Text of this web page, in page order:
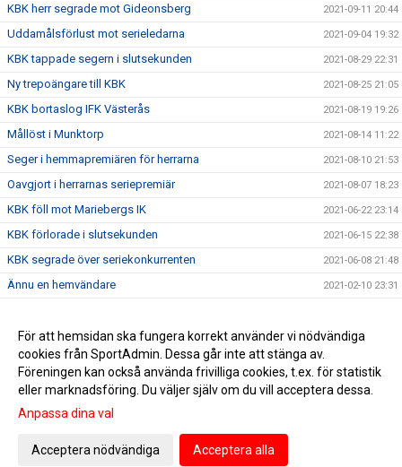
KBK herr segrade mot Gideonsberg 2021-09-11 20:44
Uddamålsförlust mot serieledarna 2021-09-04 19:32
KBK tappade segern i slutsekunden 2021-08-29 22:31
Ny trepoängare till KBK 2021-08-25 21:05
KBK bortaslog IFK Västerås 2021-08-19 19:26
Mållöst i Munktorp 2021-08-14 11:22
Seger i hemmapremiären för herrarna 2021-08-10 21:53
Oavgjort i herrarnas seriepremiär 2021-08-07 18:23
KBK föll mot Mariebergs IK 2021-06-22 23:14
KBK förlorade i slutsekunden 2021-06-15 22:38
KBK segrade över seriekonkurrenten 2021-06-08 21:48
Ännu en hemvändare 2021-02-10 23:31
Nyförvärv #2 2020-12-08 20:02
Nyförvärv till seniorlaget! 2020-12-06 14:37
Gå till Webbversion
För att hemsidan ska fungera korrekt använder vi nödvändiga
cookies från SportAdmin. Dessa går inte att stänga av.
Föreningen kan också använda frivilliga cookies, t.ex. för statistik
eller marknadsföring. Du väljer själv om du vill acceptera dessa.
Anpassa dina val
Acceptera nödvändiga Acceptera alla